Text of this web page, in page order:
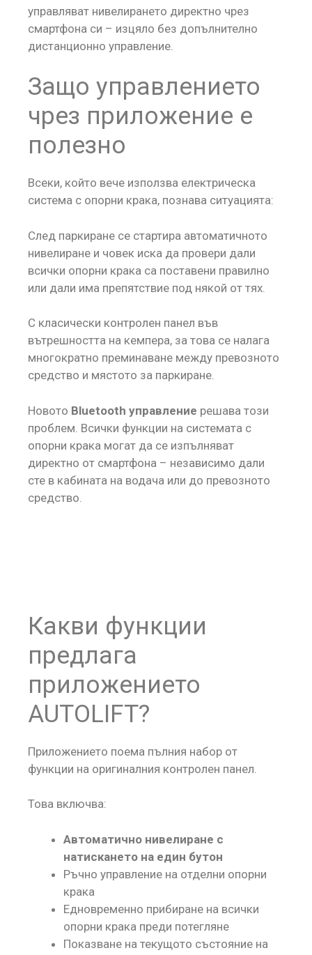
управляват нивелирането директно чрез
смартфона си – изцяло без допълнително
дистанционно управление.
Защо управлението
чрез приложение е
полезно
Всеки, който вече използва електрическа
система с опорни крака, познава ситуацията:
След паркиране се стартира автоматичното
нивелиране и човек иска да провери дали
всички опорни крака са поставени правилно
или дали има препятствие под някой от тях.
С класически контролен панел във
вътрешността на кемпера, за това се налага
многократно преминаване между превозното
средство и мястото за паркиране.
Новото Bluetooth управление решава този
проблем. Всички функции на системата с
опорни крака могат да се изпълняват
директно от смартфона – независимо дали
сте в кабината на водача или до превозното
средство.
Какви функции
предлага
приложението
AUTOLIFT?
Приложението поема пълния набор от
функции на оригиналния контролен панел.
Това включва:
Автоматично нивелиране с
натискането на един бутон
Ръчно управление на отделни опорни
крака
Едновременно прибиране на всички
опорни крака преди потегляне
Показване на текущото състояние на